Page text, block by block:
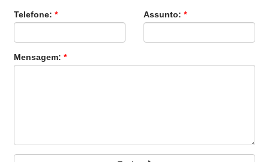
Telefone:* Assunto: *
Mensagem:*